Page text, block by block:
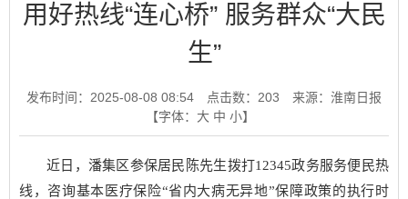
用好热线“连心桥” 服务群众“大民
生”
发布时间：2025-08-08 08:54 点击数： 203
来源：淮南日报
【字体： 大 中 小】
近日，潘集区参保居民陈先生拨打12345政务服务便民热
线，咨询基本医疗保险“省内大病无异地”保障政策的执行时